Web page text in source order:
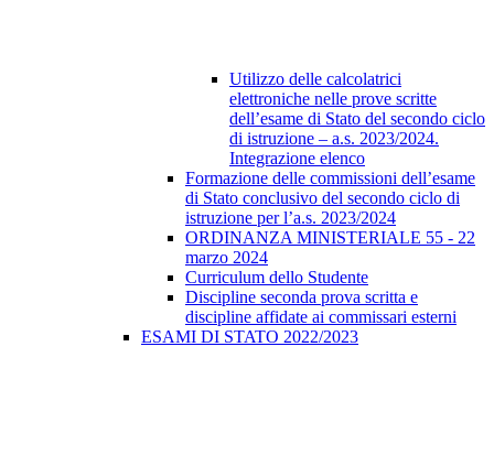
Utilizzo delle calcolatrici
elettroniche nelle prove scritte
dell’esame di Stato del secondo ciclo
di istruzione – a.s. 2023/2024.
Integrazione elenco
Formazione delle commissioni dell’esame
di Stato conclusivo del secondo ciclo di
istruzione per l’a.s. 2023/2024
ORDINANZA MINISTERIALE 55 - 22
marzo 2024
Curriculum dello Studente
Discipline seconda prova scritta e
discipline affidate ai commissari esterni
ESAMI DI STATO 2022/2023